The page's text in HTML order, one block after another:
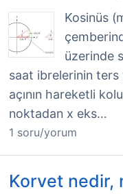
Kosinüs
üzerinde
saat ibrelerinin
açının hareketli
noktadan x eks…
1 soru/yorum
Korvet nedir,